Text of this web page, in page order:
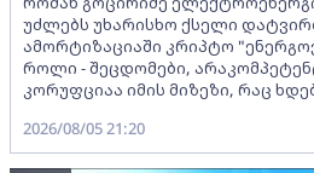
უძლებს უხარისხო ქსელი
ამორტიზაციაში კრიპტო
როლი - შეცდომები,
კორუფციაა იმის მიზეზი, რაც
2026/08/05 21:20